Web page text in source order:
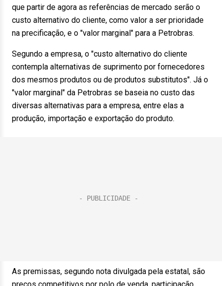
que partir de agora as referências de mercado serão o
custo alternativo do cliente, como valor a ser prioridade
na precificação, e o "valor marginal" para a Petrobras.
Segundo a empresa, o "custo alternativo do cliente
contempla alternativas de suprimento por fornecedores
dos mesmos produtos ou de produtos substitutos". Já o
"valor marginal" da Petrobras se baseia no custo das
diversas alternativas para a empresa, entre elas a
produção, importação e exportação do produto.
As premissas, segundo nota divulgada pela estatal, são